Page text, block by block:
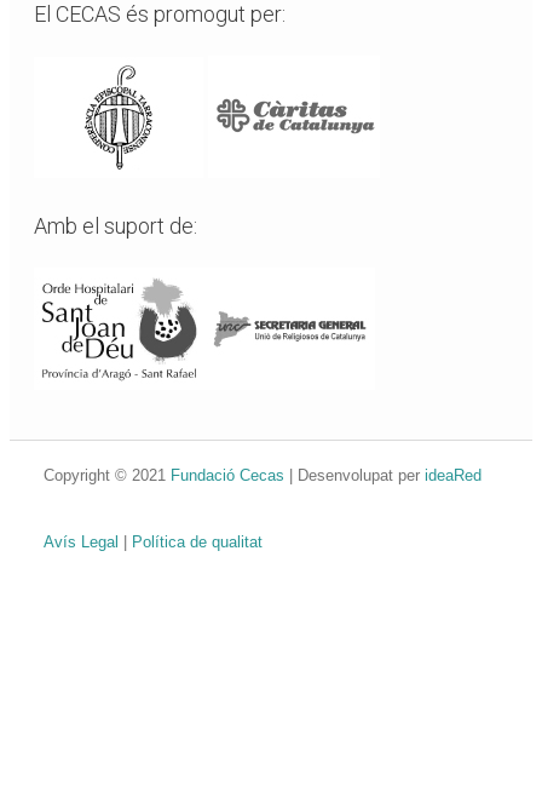
El CECAS és promogut per:
Amb el suport de:
Copyright © 2021 Fundació Cecas | Desenvolupat per ideaRed
Avís Legal Política de qualitat